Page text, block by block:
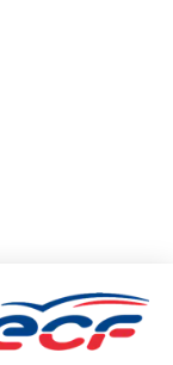
fenêtre)fenêtre)
fenêtre)
(nouvelle
social: 2500000€
FR 52 312379266